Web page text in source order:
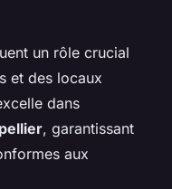
un rôle crucial
et des locaux
dans
, garantissant
aux